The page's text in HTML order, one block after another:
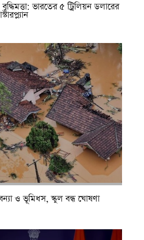
ভারতের ৫ ট্রিলিয়ন ডলারের
বন্যা ও ভূমিধস, স্কুল বন্ধ ঘোষণা